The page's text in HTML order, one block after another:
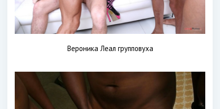
Вероника Леал групповуха